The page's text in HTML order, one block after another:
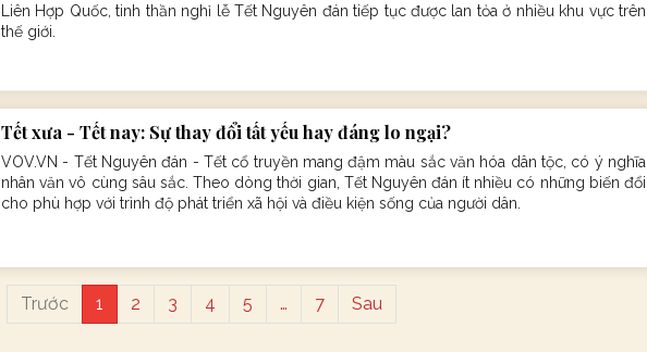
Liên Hợp Quốc, tinh thần nghỉ lễ Tết Nguyên đán tiếp tục được lan tỏa ở nhiều khu vực trên
thế giới.
Tết xưa - Tết nay: Sự thay đổi tất yếu hay đáng lo ngại?
VOV.VN - Tết Nguyên đán - Tết cổ truyền mang đậm màu sắc văn hóa dân tộc, có ý nghĩa
nhân văn vô cùng sâu sắc. Theo dòng thời gian, Tết Nguyên đán ít nhiều có những biến đổi
cho phù hợp với trình độ phát triển xã hội và điều kiện sống của người dân.
Trước 1 2 3 4 5 … 7 Sau